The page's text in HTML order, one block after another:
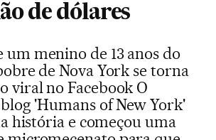
de dólares
um menino de 13 anos do
de Nova York se torna
viral no Facebook O
'Humans of New York'
história e começou uma